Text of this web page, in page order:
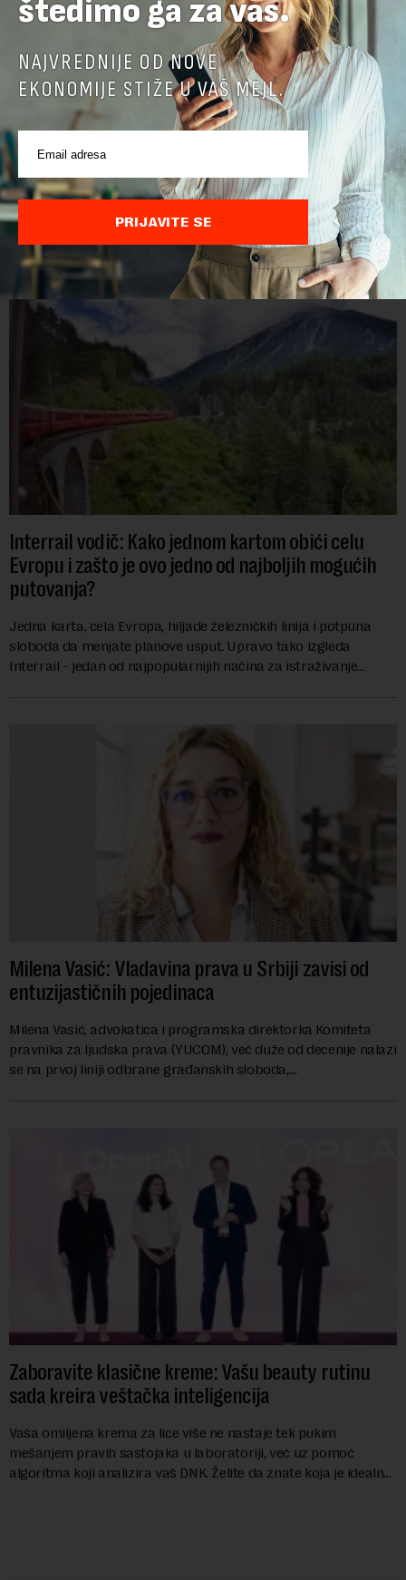
Jerma Art Festival od 7. do 9. avgusta u
Specijalnom rezervatu prirode „Jerma“ kod
Pirota
Jerma Art Festival, neprofitni i samoodrživi kulturni događaj
održaće se ove godine po treći put od 7. do 9. avgusta u
Specijalnom rezervatu prirode "Jerma" u selu Vlasi kod
Pirota.Festival okuplja umetn...
Interrail vodič: Kako jednom kartom obići celu
Evropu i zašto je ovo jedno od najboljih mogućih
putovanja?
Jedna karta, cela Evropa, hiljade železničkih linija i potpuna
sloboda da menjate planove usput. Upravo tako izgleda
Interrail - jedan od najpopularnijih načina za istraživanje
Milena Vasić: Vladavina prava u Srbiji zavisi od
entuzijastičnih pojedinaca
Milena Vasić, advokatica i programska direktorka Komiteta
pravnika za ljudska prava (YUCOM), već duže od decenije nalazi
se na prvoj liniji odbrane građanskih sloboda,
Zaboravite klasične kreme: Vašu beauty rutinu
sada kreira veštačka inteligencija
Vaša omiljena krema za lice više ne nastaje tek pukim
mešanjem pravih sastojaka u laboratoriji, već uz pomoć
algoritma koji analizira vaš DNK. Želite da znate koja je idealna
štedimo ga za vas.
NAJVREDNIJE OD NOVE
EKONOMIJE STIŽE U VAŠ MEJL.
PRIJAVITE SE